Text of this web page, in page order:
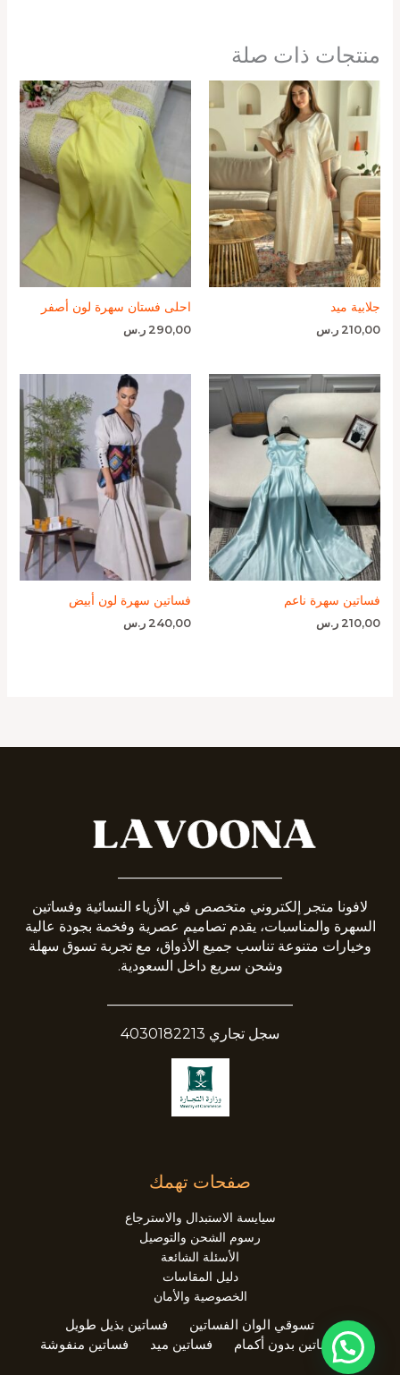
منتجات ذات صلة
جلابية ميد
210,00 ر.س
احلى فستان سهرة لون أصفر
290,00 ر.س
فساتين سهرة ناعم
210,00 ر.س
فساتين سهرة لون أبيض
240,00 ر.س
لافونا متجر إلكتروني متخصص في الأزياء النسائية وفساتين
السهرة والمناسبات، يقدم تصاميم عصرية وفخمة بجودة عالية
وخيارات متنوعة تناسب جميع الأذواق، مع تجربة تسوق سهلة
وشحن سريع داخل السعودية.
سجل تجاري 4030182213
صفحات تهمك
سيايسة الاستبدال والاسترجاع
رسوم الشحن والتوصيل
الأسئلة الشائعة
دليل المقاسات
الخصوصية والأمان
تسوقي الوان الفساتين
فساتين بذيل طويل
فساتين بدون أكمام
فساتين ميد فساتين منفوشة